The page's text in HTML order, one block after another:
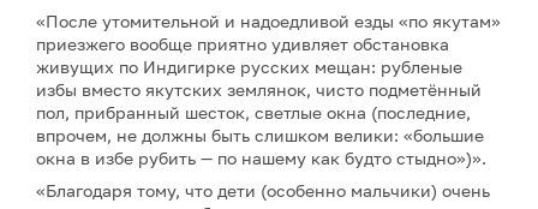
«После утомительной и надоедливой езды «по якутам»
приезжего вообще приятно удивляет обстановка
живущих по Индигирке русских мещан: рубленые
избы вместо якутских землянок, чисто подметённый
пол, прибранный шесток, светлые окна (последние,
впрочем, не должны быть слишком велики: «большие
окна в избе рубить — по нашему как будто стыдно»)».
«Благодаря тому, что дети (особенно мальчики) очень